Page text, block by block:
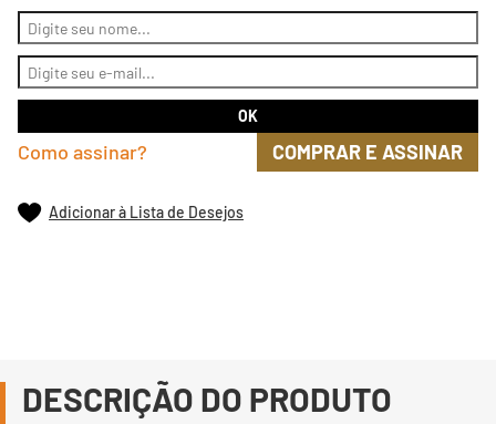
Como assinar? COMPRAR E ASSINAR
Adicionar à Lista de Desejos
DESCRIÇÃO DO PRODUTO